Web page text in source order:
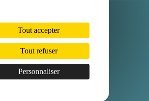
Tout accepter
Tout refuser
Personnaliser
Professionnels
Espace mairies
Espace presse
Nous rejoindre